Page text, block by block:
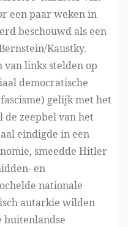
een paar weken in
beschouwd als een
Kaustky.
links stelden op
democratische
gelijk met het
zeepbel van het
eindigde in een
smeedde Hitler
en
nationale
autarkie wilden
buitenlandse